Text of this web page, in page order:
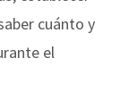
cuánto y
el